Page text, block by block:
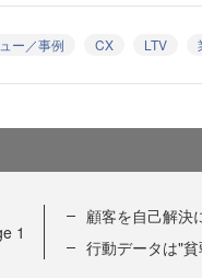
ー／事例 CX LTV
1
顧客を自己解決
行動データは"